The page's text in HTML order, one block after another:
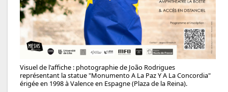
Visuel de l'affiche : photographie de João Rodrigues
représentant la statue "Monumento A La Paz Y A La Concordia"
érigée en 1998 à Valence en Espagne (Plaza de la Reina).